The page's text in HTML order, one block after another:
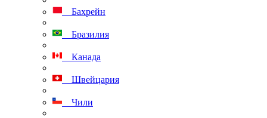
Бахрейн
Бразилия
Канада
Швейцария
Чили